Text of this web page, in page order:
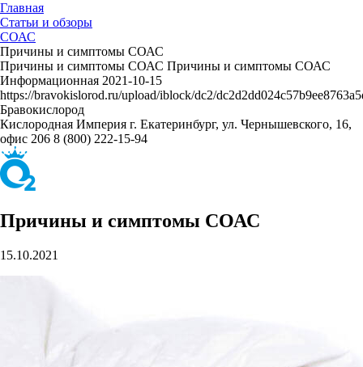
Главная
Статьи и обзоры
СОАС
Причины и симптомы СОАС
Причины и симптомы СОАС Причины и симптомы СОАС
Информационная 2021-10-15
https://bravokislorod.ru/upload/iblock/dc2/
Бравокислород
Кислородная Империя г. Екатеринбург, ул. Чернышевского, 16,
офис 206 8 (800) 222-15-94
Причины и симптомы СОАС
15.10.2021